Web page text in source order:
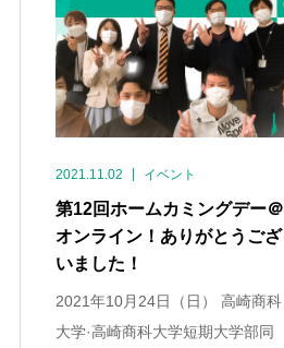
2021.11.02 イベント
第12回ホームカミングデー＠
オンライン！ありがとうござ
いました！
2021年10月24日（日） 高崎商科
大学·高崎商科大学短期大学部同